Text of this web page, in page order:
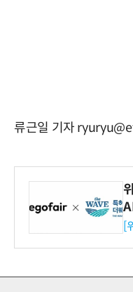
류근일 기자
[